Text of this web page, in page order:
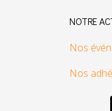
NOTRE
Nos
Nos